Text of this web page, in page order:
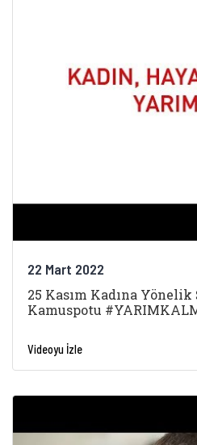
22 Mart 2022
25 Kasım Kadına
Kamuspotu
Videoyu İzle